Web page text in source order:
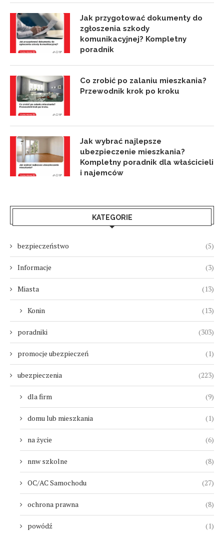
Jak przygotować dokumenty do
zgłoszenia szkody
komunikacyjnej? Kompletny
poradnik
Co zrobić po zalaniu mieszkania?
Przewodnik krok po kroku
Jak wybrać najlepsze
ubezpieczenie mieszkania?
Kompletny poradnik dla właścicieli
i najemców
KATEGORIE
bezpieczeństwo (5)
Informacje (3)
Miasta (13)
Konin (13)
poradniki (303)
promocje ubezpieczeń (1)
ubezpieczenia (223)
dla firm (9)
domu lub mieszkania (1)
na życie (6)
nnw szkolne (8)
OC/AC Samochodu (27)
ochrona prawna (8)
powódź (1)